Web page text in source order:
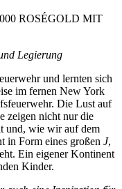
ROSÉGOLD MIT
Legierung
und lernten sich
im fernen New York
Die Lust auf
zeigen nicht nur die
und, wie wir auf dem
in Form eines großen J,
Ein eigener Kontinent
Kinder.